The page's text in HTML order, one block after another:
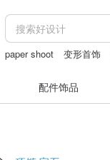
paper shoot 变形首饰
配件饰品